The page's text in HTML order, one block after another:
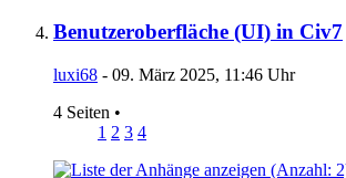
Benutzeroberfläche (UI) in Civ7
luxi68 - 09. März 2025, 11:46 Uhr
4 Seiten •
1 2 3 4